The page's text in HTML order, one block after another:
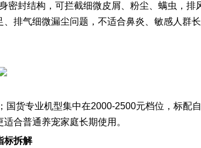
密封结构，可拦截细微皮屑、粉尘、螨虫，排
排气细微漏尘问题，不适合鼻炎、敏感人群长
国货专业机型集中在2000-2500元档位，标配自
合普通养宠家庭长期使用。
标拆解